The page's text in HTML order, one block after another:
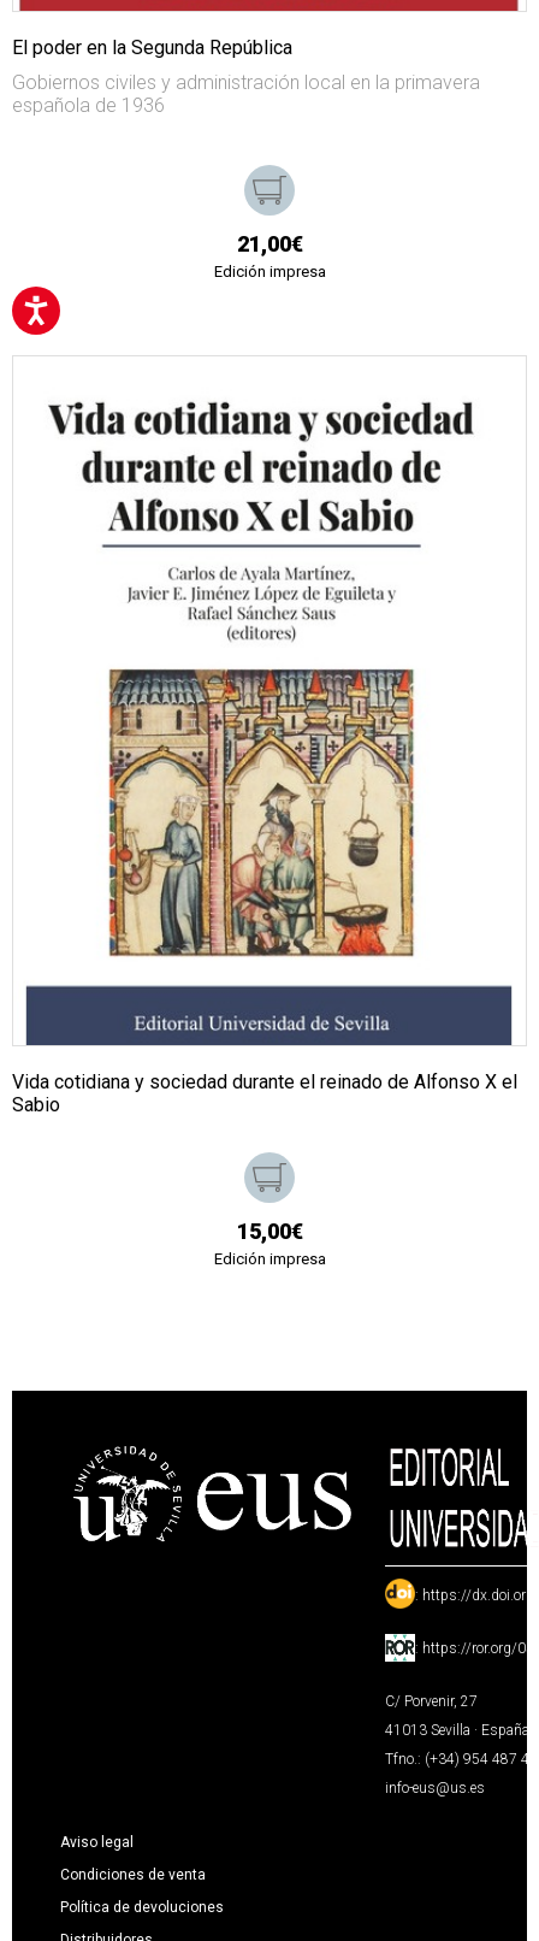
El poder en la Segunda República
Gobiernos civiles y administración local en la primavera
española de 1936
21,00€
Edición impresa
Vida cotidiana y sociedad durante el reinado de Alfonso X el
Sabio
15,00€
Edición impresa
: https://
: https://ror.org/
C/ Porvenir, 27
41013 Sevilla · España
Tfno.: (+34) 954 487
info-eus@us.es
Aviso legal
Condiciones de venta
Política de devoluciones